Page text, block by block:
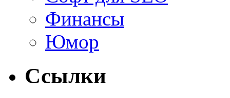
Финансы
Юмор
Ссылки